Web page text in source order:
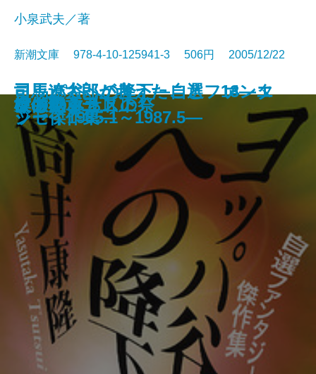
模倣犯〔四〕
模倣犯〔五〕
文人暴食
司馬遼太郎が考えたこと 14―エ
ッセイ1987.5～1990.10―
天涯の船〔上〕
天涯の船〔下〕
文明の憂鬱
祖国とは国語
コーランを知っていますか
不味い！
小泉武夫／著
新潮文庫 978-4-10-125941-3 506円 2005/12/22
ヨッパ谷への降下―自選ファンタ
ジー傑作集―
アブラクサスの祭
女の勲章〔上〕
女の勲章〔下〕
けものみち〔上〕
けものみち〔下〕
模倣犯〔一〕
模倣犯〔二〕
模倣犯〔三〕
司馬遼太郎が考えたこと 13―エ
ッセイ1985.1～1987.5―